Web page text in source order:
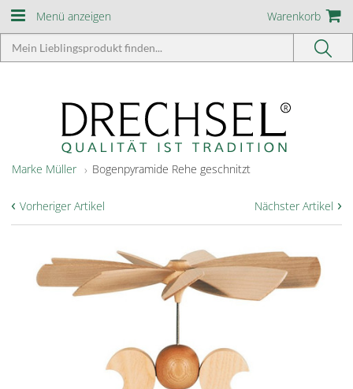
Menü anzeigen Warenkorb
Marke Müller Bogenpyramide Rehe geschnitzt
Nächster Artikel ›
‹ Vorheriger Artikel